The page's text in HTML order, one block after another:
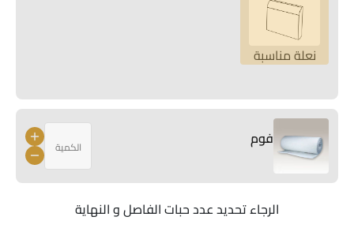
نعلة مناسبة
فوم
الرجاء تحديد عدد حبات الفاصل و النهاية